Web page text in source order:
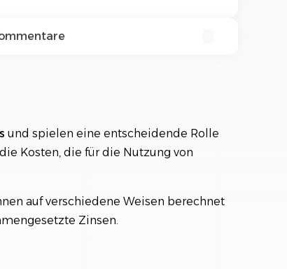
und spielen eine entscheidende Rolle
Kosten, die für die Nutzung von
auf verschiedene Weisen berechnet
Zinsen.